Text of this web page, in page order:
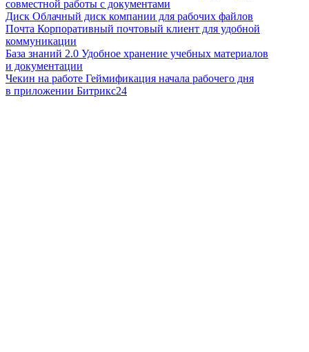
совместной работы с документами
Диск Облачный диск компании для рабочих файлов
Почта Корпоративный почтовый клиент для удобной
коммуникации
База знаний 2.0 Удобное хранение учебных материалов
и документации
Чекин на работе Геймификация начала рабочего дня
в приложении Битрикс24